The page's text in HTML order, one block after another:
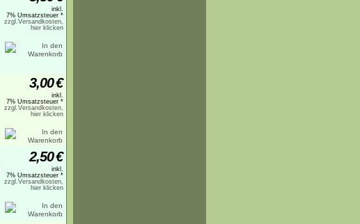
inkl.
7% Umsatzsteuer *
zzgl.Versandkosten,
hier klicken
3,00€
inkl.
7% Umsatzsteuer *
zzgl.Versandkosten,
hier klicken
2,50€
inkl.
7% Umsatzsteuer *
zzgl.Versandkosten,
hier klicken